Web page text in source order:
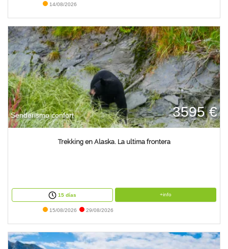
14/08/2026
Senderismo confort 3595 €
Trekking en Alaska. La ultima frontera
15 días +info
15/08/2026 29/08/2026